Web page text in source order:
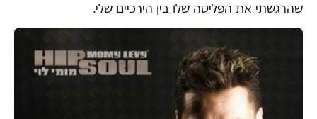
שהרגשתי את הפליטה שלו בין הירכיים שלי.